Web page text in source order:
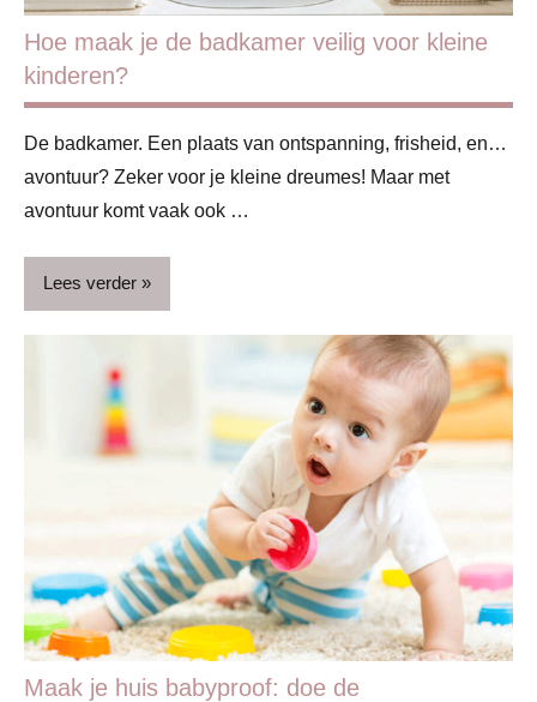
ouderschap
Hoe maak je de badkamer veilig voor kleine
kinderen?
De badkamer. Een plaats van ontspanning, frisheid, en…
avontuur? Zeker voor je kleine dreumes! Maar met
avontuur komt vaak ook …
Lees verder
Badkamer
Huis &
interieur
Maak je huis babyproof: doe de